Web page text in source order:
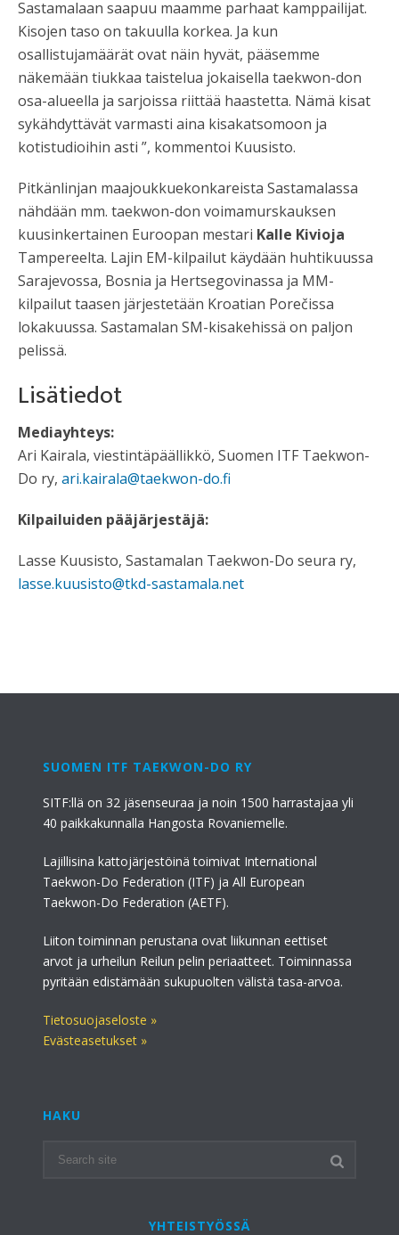
Sastamalaan saapuu maamme parhaat kamppailijat.
Kisojen taso on takuulla korkea. Ja kun
osallistujamäärät ovat näin hyvät, pääsemme
näkemään tiukkaa taistelua jokaisella taekwon-don
osa-alueella ja sarjoissa riittää haastetta. Nämä kisat
sykähdyttävät varmasti aina kisakatsomoon ja
kotistudioihin asti ”, kommentoi Kuusisto.
Pitkänlinjan maajoukkuekonkareista Sastamalassa
nähdään mm. taekwon-don voimamurskauksen
kuusinkertainen Euroopan mestari Kalle Kivioja
Tampereelta. Lajin EM-kilpailut käydään huhtikuussa
Sarajevossa, Bosnia ja Hertsegovinassa ja MM-
kilpailut taasen järjestetään Kroatian Porečissa
lokakuussa. Sastamalan SM-kisakehissä on paljon
pelissä.
Lisätiedot
Mediayhteys:
Ari Kairala, viestintäpäällikkö, Suomen ITF Taekwon-
Do ry, ari.kairala@taekwon-do.fi
Kilpailuiden pääjärjestäjä:
Lasse Kuusisto, Sastamalan Taekwon-Do seura ry,
lasse.kuusisto@tkd-sastamala.net
SUOMEN ITF TAEKWON-DO RY
SITF:llä on 32 jäsenseuraa ja noin 1500 harrastajaa yli
40 paikkakunnalla Hangosta Rovaniemelle.
Lajillisina kattojärjestöinä toimivat International
Taekwon-Do Federation (ITF) ja All European
Taekwon-Do Federation (AETF).
Liiton toiminnan perustana ovat liikunnan eettiset
arvot ja urheilun Reilun pelin periaatteet. Toiminnassa
pyritään edistämään sukupuolten välistä tasa-arvoa.
Tietosuojaseloste »
Evästeasetukset »
HAKU
YHTEISTYÖSSÄ